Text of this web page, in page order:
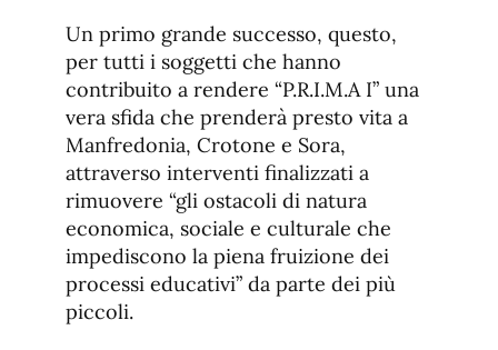
Un primo grande successo, questo,
per tutti i soggetti che hanno
contribuito a rendere “P.R.I.M.A I” una
vera sfida che prenderà presto vita a
Manfredonia, Crotone e Sora,
attraverso interventi finalizzati a
rimuovere “gli ostacoli di natura
economica, sociale e culturale che
impediscono la piena fruizione dei
processi educativi” da parte dei più
piccoli.